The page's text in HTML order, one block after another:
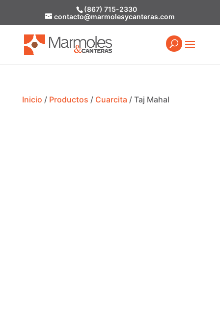
(867) 715-2330
contacto@marmolesycanteras.com
Inicio / Productos / Cuarcita / Taj Mahal